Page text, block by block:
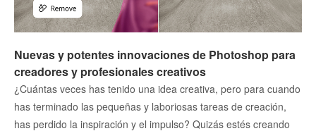
Nuevas y potentes innovaciones de Photoshop para
creadores y profesionales creativos
¿Cuántas veces has tenido una idea creativa, pero para cuando
has terminado las pequeñas y laboriosas tareas de creación,
has perdido la inspiración y el impulso? Quizás estés creando